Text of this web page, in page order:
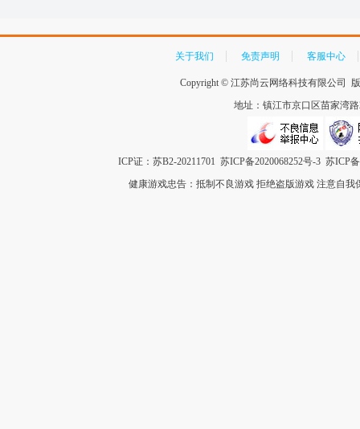
关于我们 免责声明 客服中心
Copyright © 江苏尚云网络科技有限公司
地址：镇江市京口区苗家湾
ICP证：苏B2-20211701 苏ICP备2020068252号-3 苏ICP
健康游戏忠告：抵制不良游戏 拒绝盗版游戏 注意自